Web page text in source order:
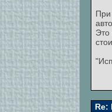
При
Это
Re: